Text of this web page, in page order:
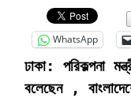
WhatsApp
ঢাকা: পরিকল্পনা
বলেছেন ,